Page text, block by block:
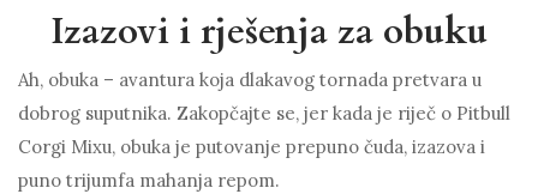
Izazovi i rješenja za obuku
Ah, obuka – avantura koja dlakavog tornada pretvara u
dobrog suputnika. Zakopčajte se, jer kada je riječ o Pitbull
Corgi Mixu, obuka je putovanje prepuno čuda, izazova i
puno trijumfa mahanja repom.